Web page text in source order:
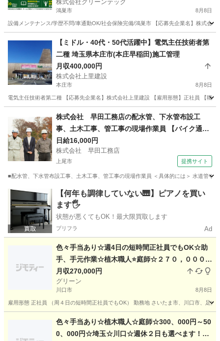
株式会社グリーンテック
鴻巣市 8月8日
設備メンテナンス/学歴不問/車通勤OK/社会保険完備/鴻巣市 【応募先企業名】株式会
その他 社会保険
【ミドル・40代・50代活躍中】電気主任技術者第
二種 埼玉県本庄市(本庄早稲田)施工管理
月収400,000円
株式会社上里建設
本庄市 8月8日
電気主任技術者第二種 【応募先企業名】株式会社上里建設 【雇用形態】正社員 【職
施工管理 業務
株式会社 早田工務店の配水管、下水管布設工
事、土木工事、管工事の現場作業員 【バイク通勤
OK】
日給16,000円
株式会社 早田工務店
上尾市 提携サイト
■配水管、下水管布設工事、土木工事、管工事の現場作業員 ＜具体的には＞ 水道管や
埼玉 上尾市 施工管理
【何年も調律していない🎹】ピアノを買い
ます🖐️
状態が悪くてもOK！最大限買取します
プリフラ Ad
色々手当あり☆週4日の短時間正社員でもOK☆助
手、手元作業☆植木職人⭐庭師☆２７０，０００円
～５００、０００円☆休日自由！⭐女性も活躍中！
未経験でも可☆造園スタッフ☆☆庭師☆造園☆植
木屋☆経験者優遇☆
月収270,000円
グリーン
川口市 8月8日
雇用形態 正社員 （周４日の短時間正社員でもOK） 勤務地 さいたま市、川口市、足
その他 庭師
色々手当あり☆植木職人☆庭師☆300、000円～50
0、000円☆埼玉☆川口☆週休２日も選べます！植